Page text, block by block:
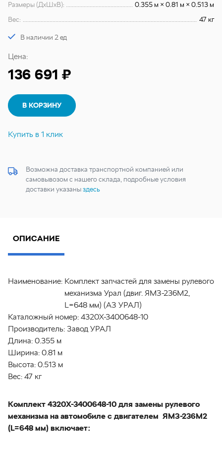
Размеры (ДхШхВ):
0.355 м × 0.81 м × 0.513 м
Вес:
47 кг
В наличии 2 ед
Цена:
136 691 ₽
В КОРЗИНУ
Купить в 1 клик
Возможна доставка транспортной компанией или
самовывозом с нашего склада, подробные условия
доставки указаныздесь
ОПИСАНИЕ
Наименование: Комплект запчастей для замены рулевого
механизма Урал (двиг. ЯМЗ-236М2,
L=648 мм) (АЗ УРАЛ)
Каталожный номер: 4320Х-3400648-10
Производитель: Завод УРАЛ
Длина: 0.355 м
Ширина: 0.81 м
Высота: 0.513 м
Вес: 47 кг
Комплект 4320Х-3400648-10 для замены рулевого
механизма на автомобиле с двигателем ЯМЗ-236М2
(L=648 мм) включает: